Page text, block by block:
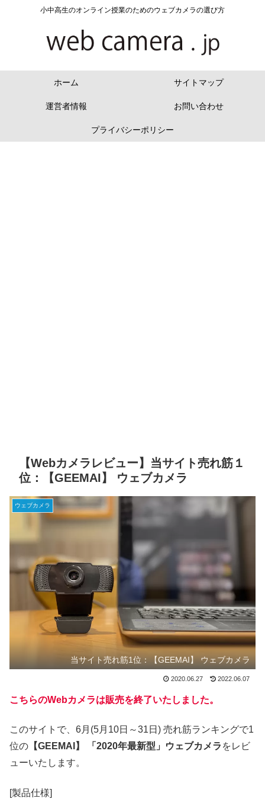
小中高生のオンライン授業のためのウェブカメラの選び方
ホーム サイトマップ
運営者情報 お問い合わせ
プライバシーポリシー
【Webカメラレビュー】当サイト売れ筋１
位：【GEEMAI】 ウェブカメラ
ウェブカメラ
当サイト売れ筋1位：【GEEMAI】 ウェブカメラ
2020.06.27 2022.06.07
こちらのWebカメラは販売を終了いたしました。
このサイトで、6月(5月10日～31日) 売れ筋ランキングで1
位の 【GEEMAI】 「2020年最新型」ウェブカメラ をレビ
ューいたします。
[製品仕様]